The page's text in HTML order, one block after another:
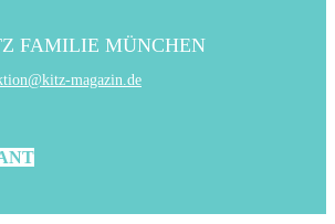
FAMILIE MÜNCHEN
magazin.de